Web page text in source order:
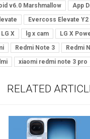
v6.0 Marshmallow App
Evercoss Elevate Y2
LG X lg x cam LG X
Redmi Note 3 Redmi
xiaomi redmi note 3 pro
RELATED